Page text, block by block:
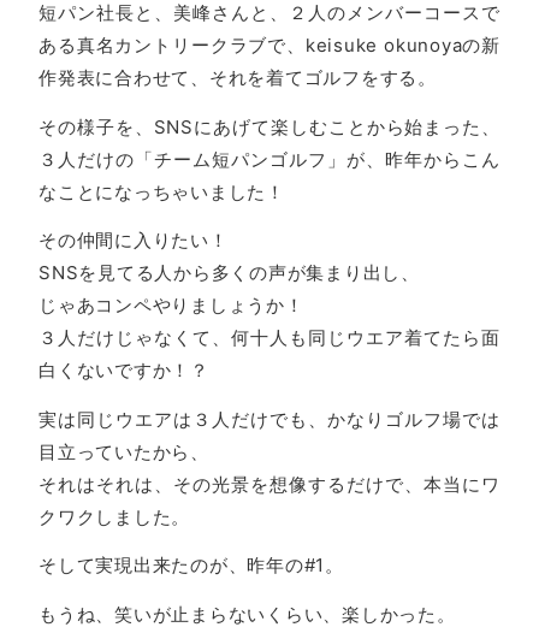
短パン社長と、美峰さんと、２人のメンバーコースで
ある真名カントリークラブで、keisuke okunoyaの新
作発表に合わせて、それを着てゴルフをする。
その様子を、SNSにあげて楽しむことから始まった、
３人だけの「チーム短パンゴルフ」が、昨年からこん
なことになっちゃいました！
その仲間に入りたい！
SNSを見てる人から多くの声が集まり出し、
じゃあコンペやりましょうか！
３人だけじゃなくて、何十人も同じウエア着てたら面
白くないですか！？
実は同じウエアは３人だけでも、かなりゴルフ場では
目立っていたから、
それはそれは、その光景を想像するだけで、本当にワ
クワクしました。
そして実現出来たのが、昨年の#1。
もうね、笑いが止まらないくらい、楽しかった。